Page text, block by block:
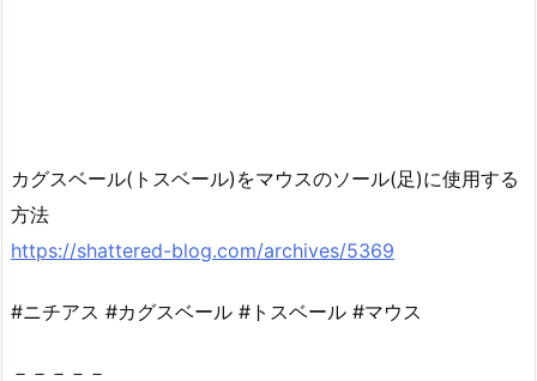
カグスベール(トスベール)をマウスのソール(足)に使用する
方法
https://shattered-blog.com/archives/5369
#ニチアス #カグスベール #トスベール #マウス
－－－－－